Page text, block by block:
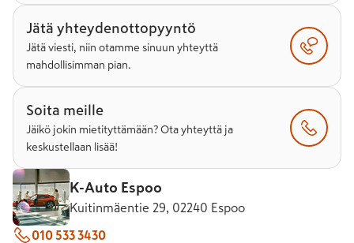
Jätä yhteydenottopyyntö
Jätä viesti, niin otamme sinuun yhteyttä
mahdollisimman pian.
Soita meille
Jäikö jokin mietityttämään? Ota yhteyttä ja
keskustellaan lisää!
K-Auto Espoo
Kuitinmäentie 29, 02240 Espoo
010 533 3430